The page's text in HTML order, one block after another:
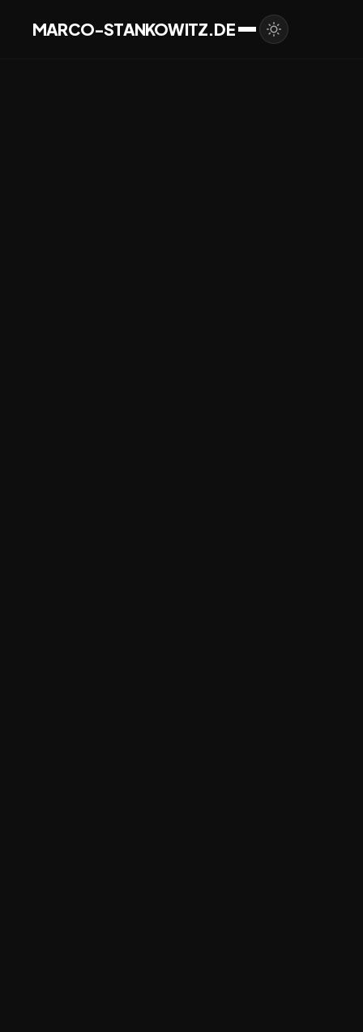
MARCO-STANKOWITZ.DE